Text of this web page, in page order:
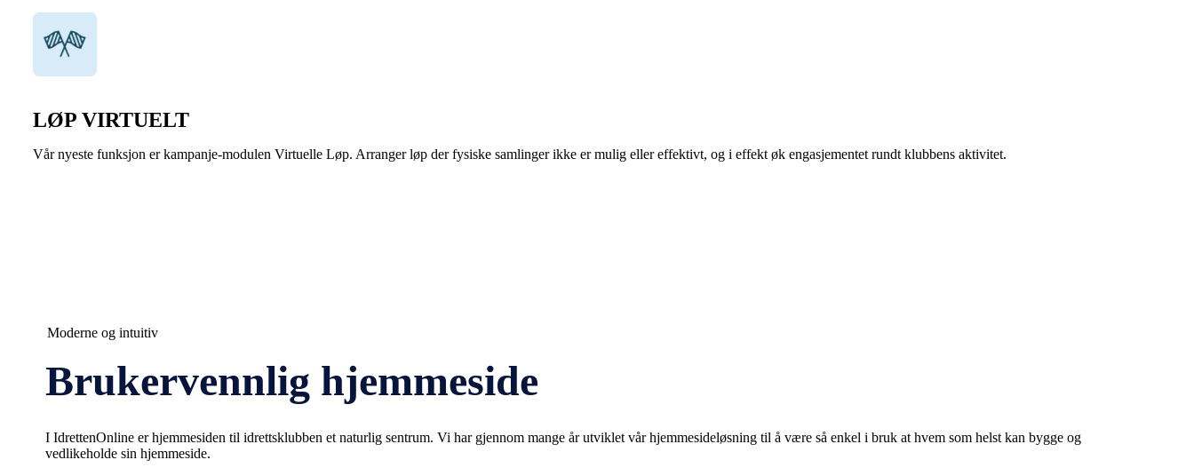
LØP VIRTUELT
Vår nyeste funksjon er kampanje-modulen Virtuelle Løp. Arranger løp der fysiske samlinger ikke er mulig eller effektivt, og i effekt øk engasjementet rundt klubbens aktivitet.
Moderne og intuitiv
Brukervennlig hjemmeside
I IdrettenOnline er hjemmesiden til idrettsklubben et naturlig sentrum. Vi har gjennom mange år utviklet vår hjemmesideløsning til å være så enkel i bruk at hvem som helst kan bygge og
vedlikeholde sin hjemmeside.